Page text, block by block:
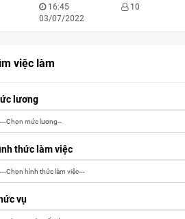
16:45
03/07/2022
10
việc làm
lương
thức làm việc
vụ